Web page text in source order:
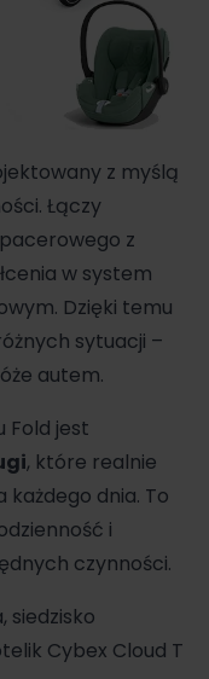
z myślą
Łączy
z
w system
Dzięki temu
sytuacji –
autem.
Fold jest
, które realnie
każdego dnia. To
i
czynności.
siedzisko
Cybex Cloud T